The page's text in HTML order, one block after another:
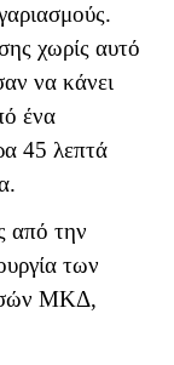
χωρίς αυτό
να κάνει
ένα
45 λεπτά
από την
των
ΜΚΔ,